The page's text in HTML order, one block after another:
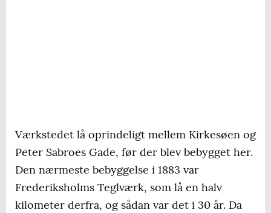
Værkstedet lå oprindeligt mellem Kirkesøen og
Peter Sabroes Gade, før der blev bebygget her.
Den nærmeste bebyggelse i 1883 var
Frederiksholms Teglværk, som lå en halv
kilometer derfra, og sådan var det i 30 år. Da